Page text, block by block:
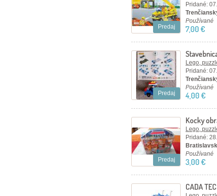
Predaj
Pridané:
Používané
7,00 €
Predaj
Lego,
Pridané:
Používané
4,00 €
Predaj
Kocky
17 x 16,5
Lego,
Pridané:
Používané
3,00 €
CADA